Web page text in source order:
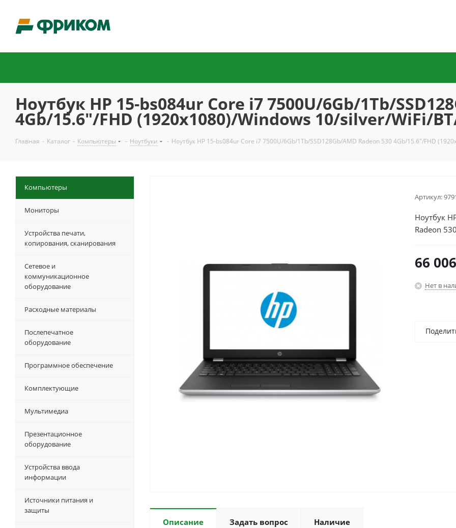
Ноутбук HP 15-bs084ur Core i7 7500U/6Gb/1Tb/
4Gb/15.6"/FHD (1920x1080)/Windows 10/silver/WiFi/
Главная - Каталог - Компьютеры - Ноутбуки - Ноутбук HP 15-bs084ur Core i7 7500U/6Gb/1Tb/SSD128Gb/AMD Radeon 530 4Gb/15.6"/FHD
Артикул:
Ноутбук
Radeon
66 006
Нет в
Описание Задать вопрос Наличие
Компьютеры
Мониторы
Устройства печати,
копирования, сканирования
Сетевое и
коммуникационное
оборудование
Расходные материалы
Послепечатное
оборудование
Программное обеспечение
Комплектующие
Мультимедиа
Презентационное
оборудование
Устройства ввода
информации
Источники питания и
защиты